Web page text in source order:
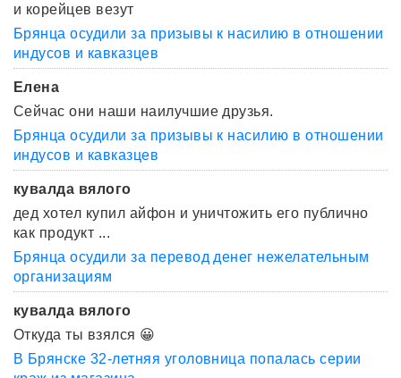
и корейцев везут
Брянца осудили за призывы к насилию в отношении
индусов и кавказцев
Елена
Сейчас они наши наилучшие друзья.
Брянца осудили за призывы к насилию в отношении
индусов и кавказцев
кувалда вялого
дед хотел купил айфон и уничтожить его публично
как продукт ...
Брянца осудили за перевод денег нежелательным
организациям
кувалда вялого
Откуда ты взялся 😀
В Брянске 32-летняя уголовница попалась серии